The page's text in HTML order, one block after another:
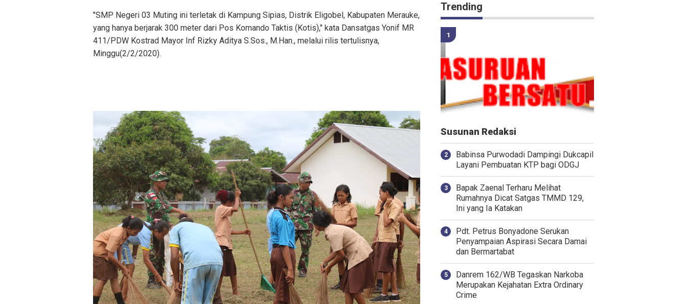
"SMP Negeri 03 Muting ini terletak di Kampung Sipias, Distrik Eligobel, Kabupaten Merauke,
yang hanya berjarak 300 meter dari Pos Komando Taktis (Kotis)," kata Dansatgas Yonif MR
411/PDW Kostrad Mayor Inf Rizky Aditya S.Sos., M.Han., melalui rilis tertulisnya,
Minggu(2/2/2020).
Trending
Susunan Redaksi
Babinsa Purwodadi Dampingi Dukcapil
Layani Pembuatan KTP bagi ODGJ
Bapak Zaenal Terharu Melihat
Rumahnya Dicat Satgas TMMD 129,
Ini yang Ia Katakan
Pdt. Petrus Bonyadone Serukan
Penyampaian Aspirasi Secara Damai
dan Bermartabat
Danrem 162/WB Tegaskan Narkoba
Merupakan Kejahatan Extra Ordinary
Crime